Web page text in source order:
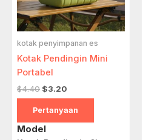
kotak penyimpanan es
Kotak Pendingin Mini
Portabel
$4.40 Harga
aslinya:
$4.40.
$3.20
saat
ini:
Pertanyaan
Model